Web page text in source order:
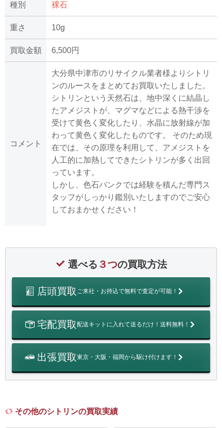
種別 裸石
重さ 10g
買取金額 6,500円
コメント
大分県中津市のリサイクル業者様よりシトリ
ンのルースをまとめてお買取いたしました。
シトリンという天然石は、地中深くに結晶し
たアメジストが、マグマなどによる熱干渉を
受けて黄色く変化したり、水晶に放射線が加
わって黄色く変化したものです。 そのため現
在では、その原理を利用して、アメジストを
人工的に加熱してできたシトリンが多く出回
っています。
しかし、色石バンクでは経験を積んだ専門ス
タッフがしっかり鑑別いたしますのでご安心
しておまかせください！
選べる ３つの買取方法
店頭買取 ご来社・お持込で無料で査定が可能！
宅配買取配送キットに入れて送るだけ！送料無料！
出張買取東京・大阪・福岡から駆け付けます！
その他のシトリンの買取実績